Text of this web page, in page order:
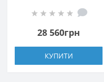
28 560грн
КУПИТИ